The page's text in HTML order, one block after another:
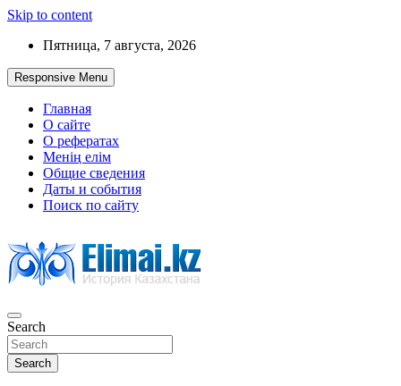
Skip to content
Пятница, 7 августа, 2026
Responsive Menu
Главная
О сайте
О рефератах
Менің елім
Общие сведения
Даты и события
Поиск по сайту
История Казахстана
Search
Search